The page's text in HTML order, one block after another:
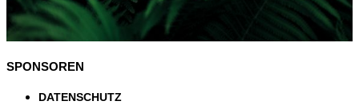
SPONSOREN
DATENSCHUTZ